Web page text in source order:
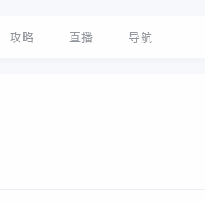
攻略 直播 导航